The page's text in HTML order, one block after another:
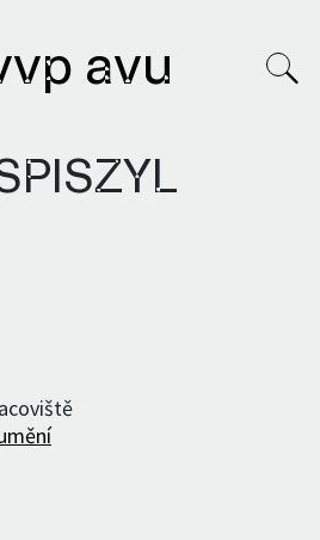
avu